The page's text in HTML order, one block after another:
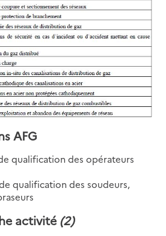
AFG
qualification des opérateurs
qualification des soudeurs,
activité(2)